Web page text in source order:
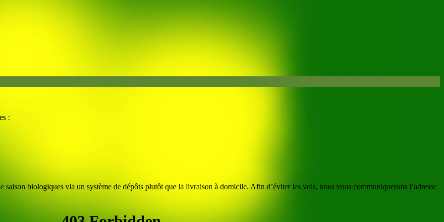
:
biologiques via un système de dépôts plutôt que la livraison à domicile. Afin d’éviter les vols, nous vous communiquerons l’adresse